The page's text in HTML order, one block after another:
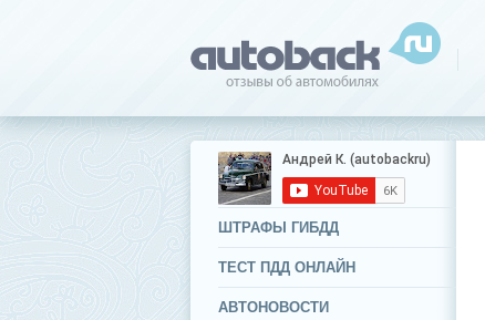
ШТРАФЫ ГИБДД
ТЕСТ ПДД ОНЛАЙН
АВТОНОВОСТИ